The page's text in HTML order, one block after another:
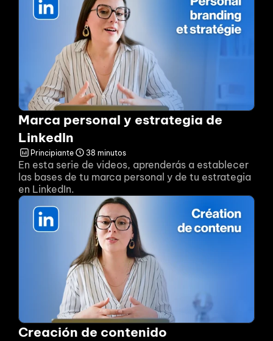
Marca personal y estrategia de
LinkedIn
Principiante 38 minutos
En esta serie de videos, aprenderás a establecer
las bases de tu marca personal y de tu estrategia
en LinkedIn.
Creación de contenido